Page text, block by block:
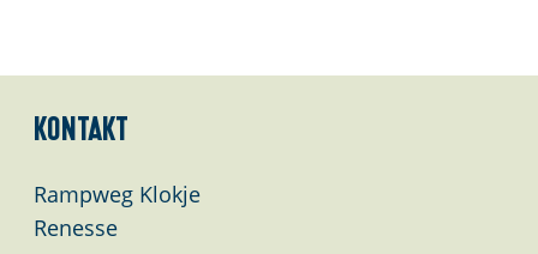
Kontakt
Rampweg Klokje
Renesse